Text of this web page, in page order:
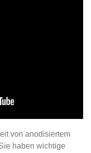
von anodisiertem
haben wichtige